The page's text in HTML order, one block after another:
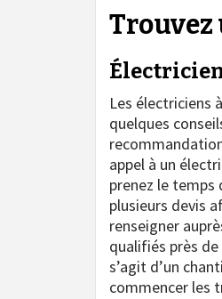
Trouvez
Les électriciens
quelques
appel à un
prenez le
plusieurs devis
renseigner
qualifiés près
s’agit d’un
commencer les